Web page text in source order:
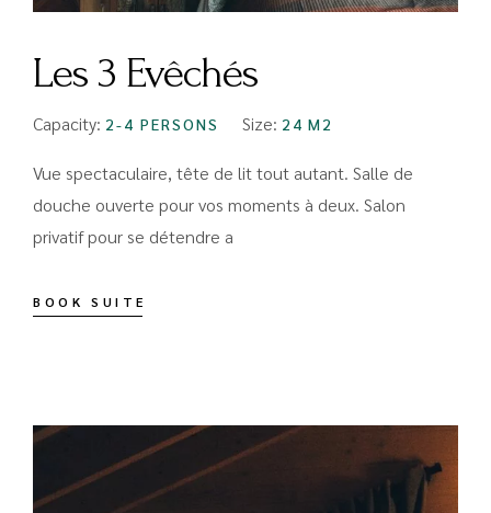
Les 3 Evêchés
Capacity: 2-4 PERSONS Size: 24 M2
Vue spectaculaire, tête de lit tout autant. Salle de
douche ouverte pour vos moments à deux. Salon
privatif pour se détendre a
BOOK SUITE